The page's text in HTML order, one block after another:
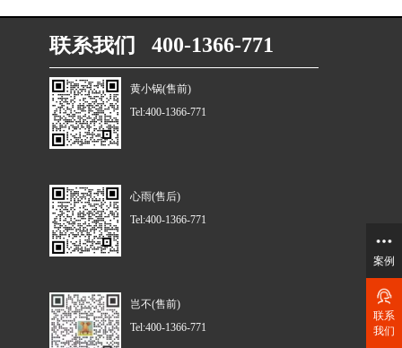
联系我们 400-1366-771
黄小锅(售前)
Tel:400-1366-771
心雨(售后)
Tel:400-1366-771
岂不(售前)
Tel:400-1366-771
案例
联系
我们